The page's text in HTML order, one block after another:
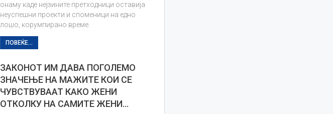
онаму каде нејзините претходници оставија
неуспешни проекти и споменици на едно
лошо, корумпирано време.
ПОВЕЌЕ...
ЗАКОНОТ ИМ ДАВА ПОГОЛЕМО
ЗНАЧЕЊЕ НА МАЖИТЕ КОИ СЕ
ЧУВСТВУВААТ КАКО ЖЕНИ
ОТКОЛКУ НА САМИТЕ ЖЕНИ…